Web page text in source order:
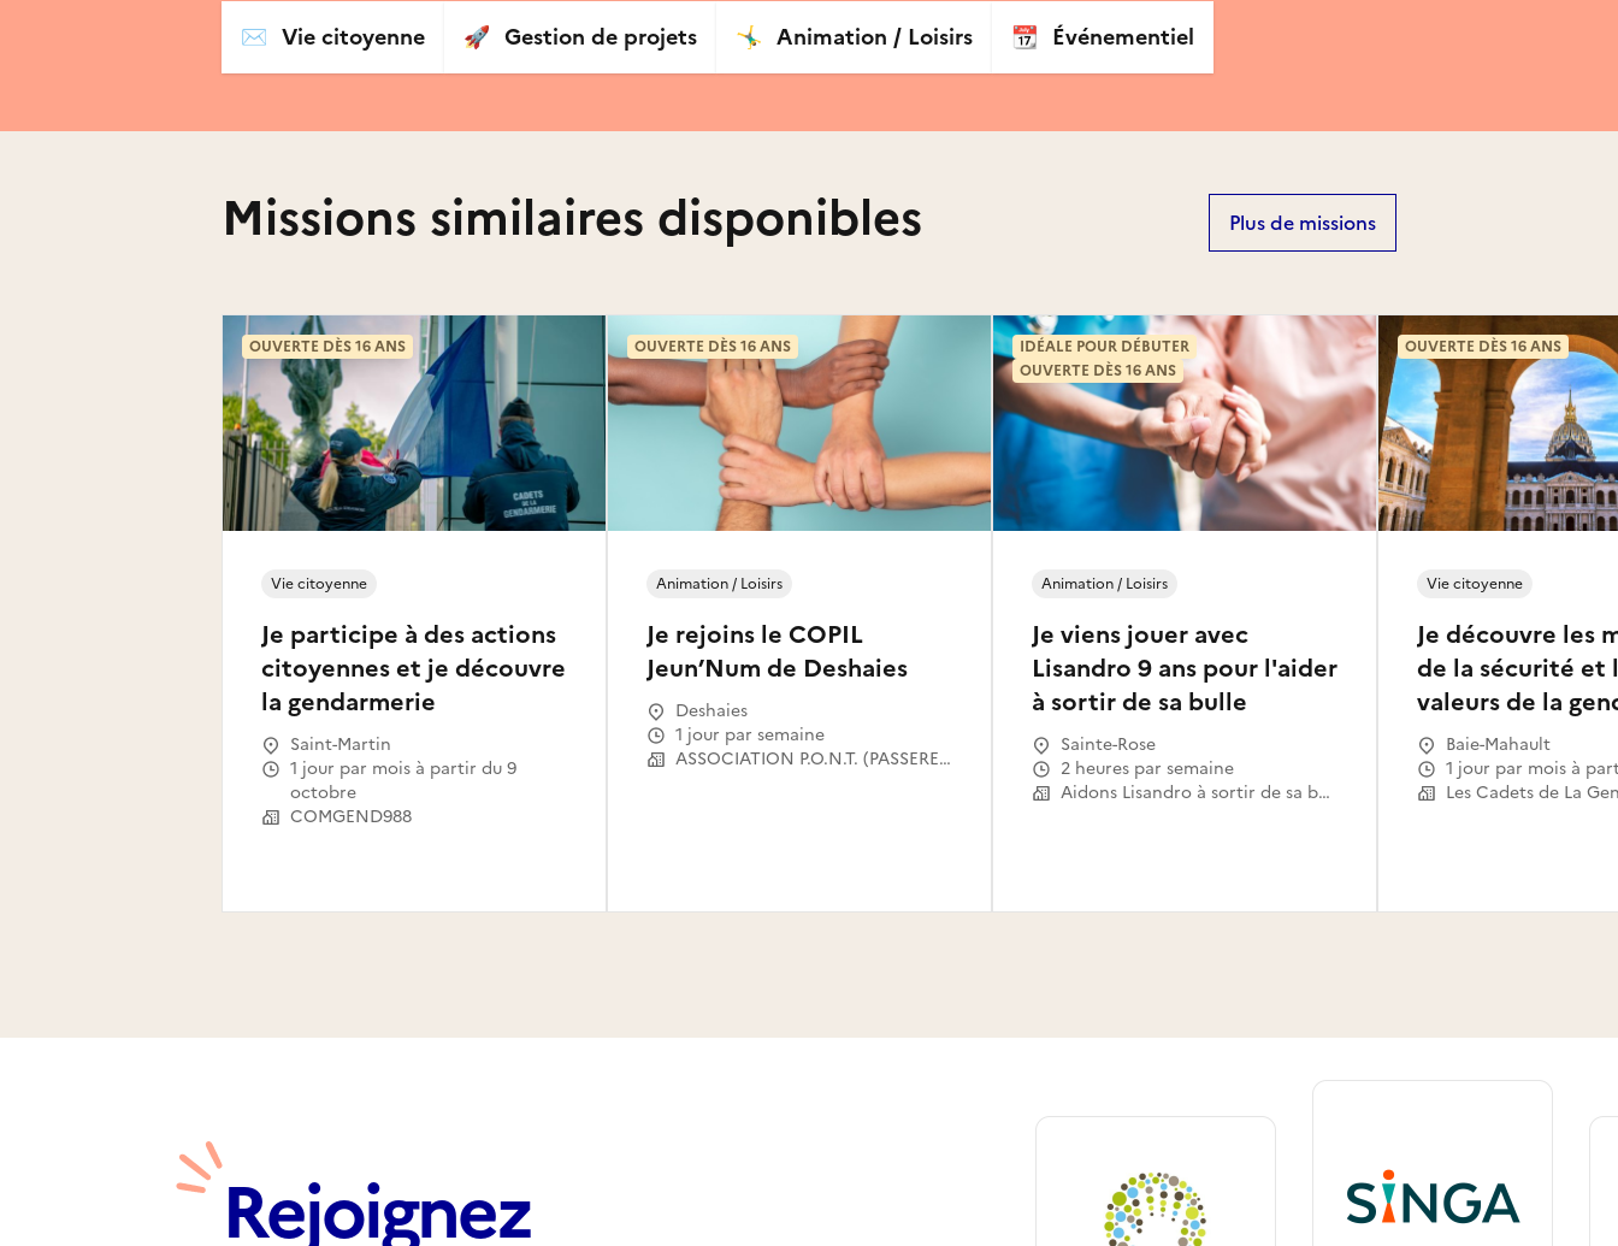
✉️ Vie citoyenne 🚀 Gestion de projets 🤸‍♂️ Animation / Loisirs 📆 Événementiel
Missions similaires disponibles Plus de missions
Je participe à des actions
citoyennes et je découvre
la gendarmerie
Vie citoyenne
Saint-Martin
1 jour par mois à partir du 9
octobre
COMGEND988
OUVERTE DÈS 16 ANS
Je rejoins le COPIL
Jeun’Num de Deshaies
Animation / Loisirs
Deshaies
1 jour par semaine
ASSOCIATION P.O.N.T. (PASSERELLES OUVERTES VERS LE NUMERIQUE POUR TOUS)
OUVERTE DÈS 16 ANS
Je viens jouer avec
Lisandro 9 ans pour l'aider
à sortir de sa bulle
Animation / Loisirs
Sainte-Rose
2 heures par semaine
Aidons Lisandro à sortir de sa bulle
IDÉALE POUR DÉBUTER
OUVERTE DÈS 16 ANS
Je découvre les
de la sécurité et
valeurs de la
Vie citoyenne
Baie-Mahault
1 jour par mois à
OUVERTE DÈS 16 ANS
Rejoignez